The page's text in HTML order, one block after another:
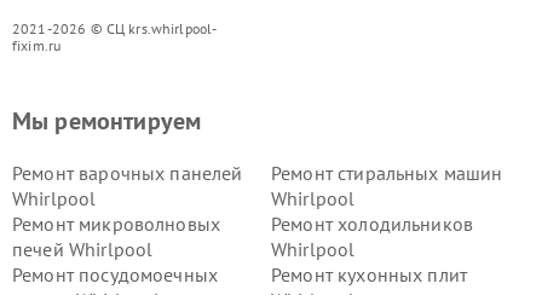
2021-2026 © СЦ krs.whirlpool-
fixim.ru
Мы ремонтируем
Ремонт варочных панелей
Whirlpool
Ремонт стиральных машин
Whirlpool
Ремонт микроволновых
печей Whirlpool
Ремонт холодильников
Whirlpool
Ремонт посудомоечных
Ремонт кухонных плит